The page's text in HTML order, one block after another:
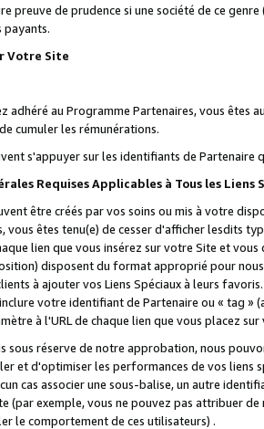
preuve de prudence si une société de ce
payants.
Votre Site
adhéré au Programme Partenaires, vous êtes
cumuler les rémunérations.
s'appuyer sur les identifiants de Partenaire
Requises Applicables à Tous les Liens
être créés par vos soins ou mis à votre
vous êtes tenu(e) de cesser d'afficher lesdits
lien que vous insérez sur votre Site et
disposent du format approprié pour
à ajouter vos Liens Spéciaux à leurs
votre identifiant de Partenaire ou « tag
à l'URL de chaque lien que vous placez
sous réserve de notre approbation, nous
et d'optimiser les performances de vos liens
cas associer une sous-balise, un autre
(par exemple, vous ne pouvez pas attribuer
le comportement de ces utilisateurs) .